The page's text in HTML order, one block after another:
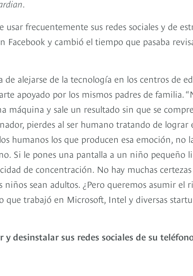
.
usar frecuentemente sus redes sociales y de
Facebook y cambió el tiempo que pasaba
de alejarse de la tecnología en los centros de
apoyado por los mismos padres de familia.
máquina y sale un resultado sin que se
pierdes al ser humano tratando de lograr
humanos los que producen esa emoción, no
Si le pones una pantalla a un niño pequeño
de concentración. No hay muchas
niños sean adultos. ¿Pero queremos asumir el
trabajó en Microsoft, Intel y diversas
y desinstalar sus redes sociales de su